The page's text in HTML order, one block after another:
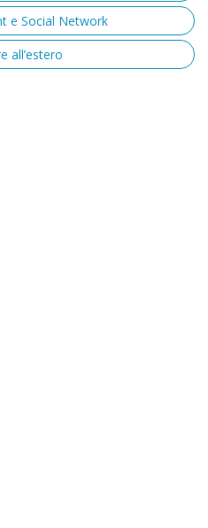
e Social Network
all’estero